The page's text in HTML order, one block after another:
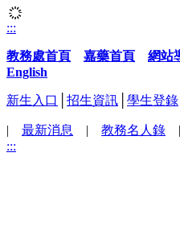
:::
教務處首頁 嘉藥首頁 網站
English
新生入口 招生資訊 學生登錄
| 最新消息 | 教務名人錄
:::